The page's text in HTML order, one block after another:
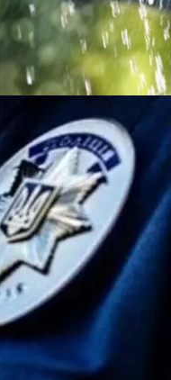
Власти В
Мир Не Обмануть
Оказался
1918 Года
Ожидаются